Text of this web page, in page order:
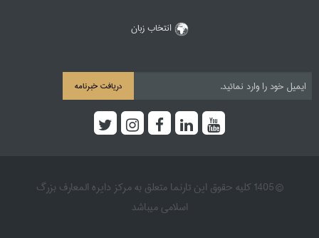
انتخاب زبان
دریافت خبرنامه
© 1405 کلیه حقوق این تارنما متعلق به مرکز دایره المعارف بزرگ
اسلامی میباشد